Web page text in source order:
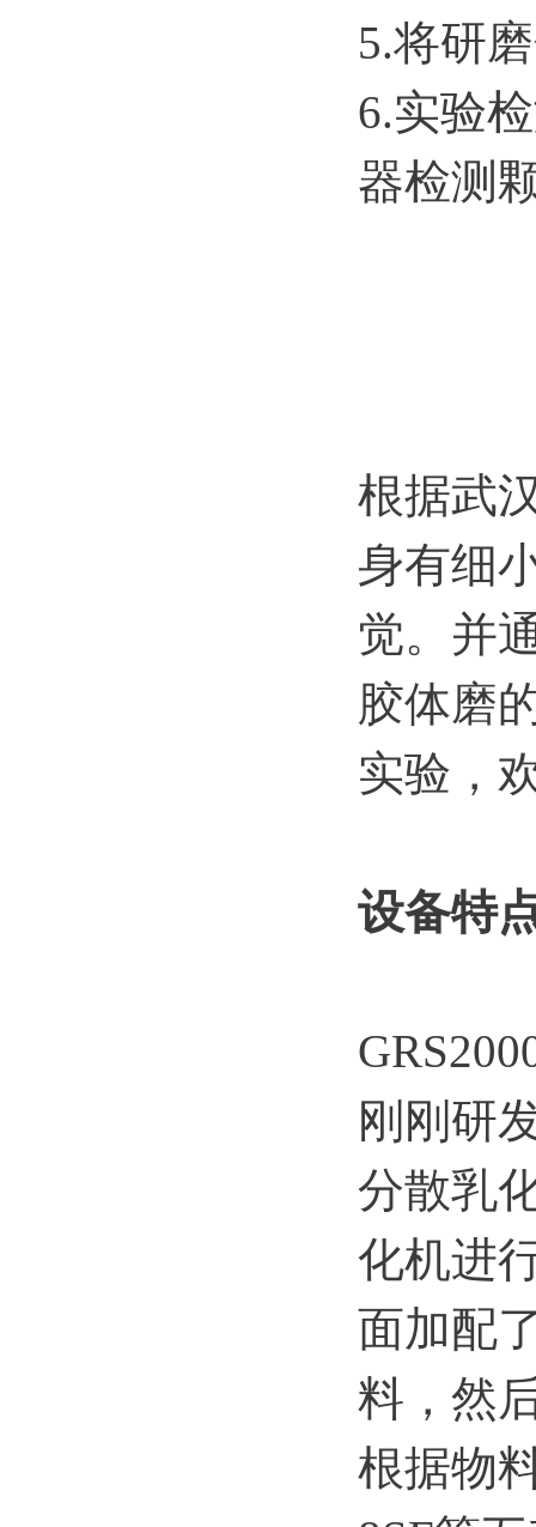
5.将研
6.实验
器检测
根据武
身有细
觉。并
胶体磨
实验，
设备特
刚刚研
分散乳
化机进
面加配
料，然
根据物